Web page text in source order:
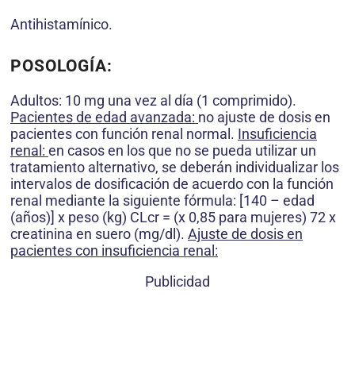
Antihistamínico.
POSOLOGÍA:
Adultos: 10 mg una vez al día (1 comprimido).
Pacientes de edad avanzada: no ajuste de dosis en
pacientes con función renal normal. Insuficiencia
renal: en casos en los que no se pueda utilizar un
tratamiento alternativo, se deberán individualizar los
intervalos de dosificación de acuerdo con la función
renal mediante la siguiente fórmula: [140 – edad
(años)] x peso (kg) CLcr = (x 0,85 para mujeres) 72 x
creatinina en suero (mg/dl). Ajuste de dosis en
pacientes con insuficiencia renal:
Publicidad